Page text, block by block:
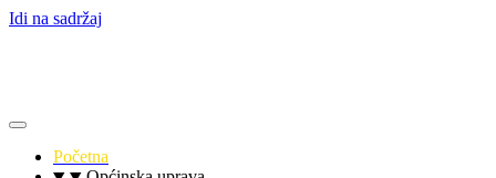
Idi na sadržaj
Početna